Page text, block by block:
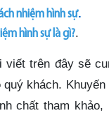
nhiệm hình sự.
hình sự là gì?.
viết trên đây sẽ
khách.
chất tham khảo,